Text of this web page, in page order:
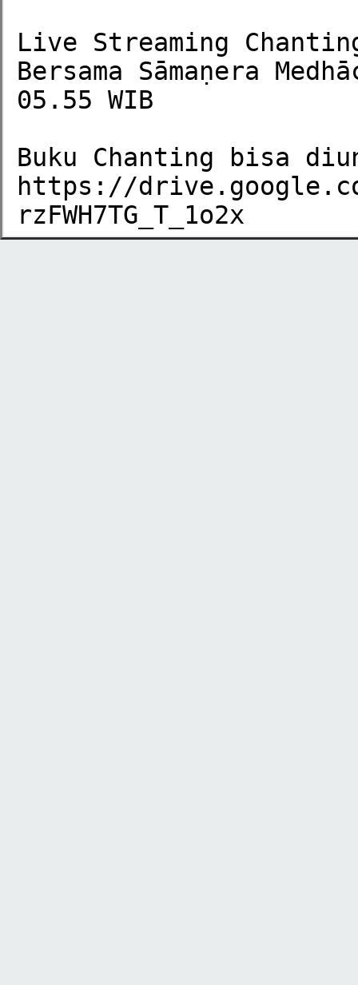
Live Streaming Chanting
Bersama Sāmaṇera
05.55 WIB
Buku Chanting bisa
https://
rzFWH7TG_T_1o2x